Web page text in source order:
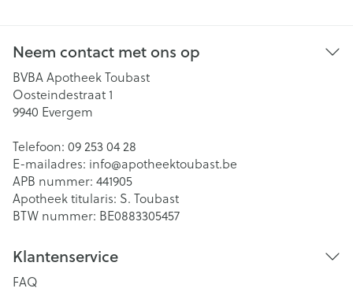
Neem contact met ons op
BVBA Apotheek Toubast
Oosteindestraat 1
9940 Evergem
Telefoon: 09 253 04 28
E-mailadres: info@apotheektoubast.be
APB nummer: 441905
Apotheek titularis: S. Toubast
BTW nummer: BE0883305457
Klantenservice
FAQ